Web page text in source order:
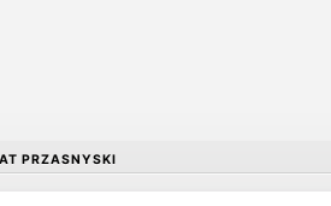
PRZASNYSKI